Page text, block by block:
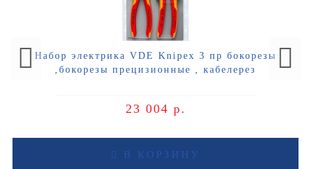
Набор электрика VDE Knipex 3 пр бокорезы
,бокорезы прецизионные , кабелерез
23 004 р.
В КОРЗИНУ